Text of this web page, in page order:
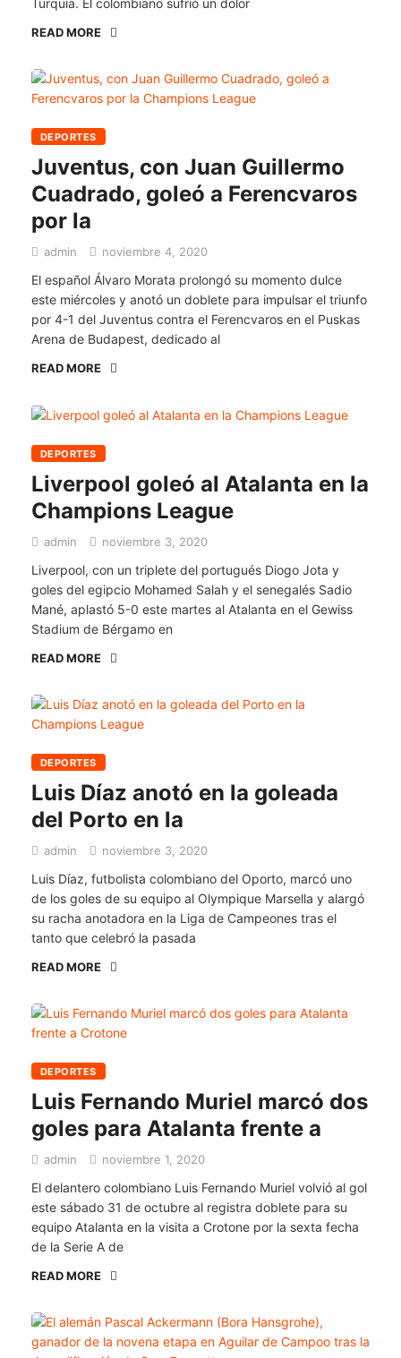
Turquía. El colombiano sufrió un dolor
READ MORE
DEPORTES
Juventus, con Juan Guillermo
Cuadrado, goleó a Ferencvaros
por la
admin noviembre 4, 2020
El español Álvaro Morata prolongó su momento dulce
este miércoles y anotó un doblete para impulsar el triunfo
por 4-1 del Juventus contra el Ferencvaros en el Puskas
Arena de Budapest, dedicado al
READ MORE
DEPORTES
Liverpool goleó al Atalanta en la
Champions League
admin noviembre 3, 2020
Liverpool, con un triplete del portugués Diogo Jota y
goles del egipcio Mohamed Salah y el senegalés Sadio
Mané, aplastó 5-0 este martes al Atalanta en el Gewiss
Stadium de Bérgamo en
READ MORE
DEPORTES
Luis Díaz anotó en la goleada
del Porto en la
admin noviembre 3, 2020
Luis Díaz, futbolista colombiano del Oporto, marcó uno
de los goles de su equipo al Olympique Marsella y alargó
su racha anotadora en la Liga de Campeones tras el
tanto que celebró la pasada
READ MORE
DEPORTES
Luis Fernando Muriel marcó dos
goles para Atalanta frente a
admin noviembre 1, 2020
El delantero colombiano Luis Fernando Muriel volvió al gol
este sábado 31 de octubre al registra doblete para su
equipo Atalanta en la visita a Crotone por la sexta fecha
de la Serie A de
READ MORE